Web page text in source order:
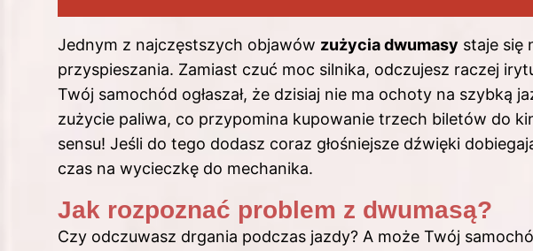
Jednym z najczęstszych objawów zużycia dwumasy staje się
przyspieszania. Zamiast czuć moc silnika, odczujesz raczej
Twój samochód ogłaszał, że dzisiaj nie ma ochoty na szybką
zużycie paliwa, co przypomina kupowanie trzech biletów do
sensu! Jeśli do tego dodasz coraz głośniejsze dźwięki
czas na wycieczkę do mechanika.
Jak rozpoznać problem z dwumasą?
Czy odczuwasz drgania podczas jazdy? A może Twój